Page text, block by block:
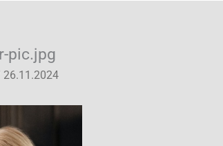
pic.jpg
26.11.2024